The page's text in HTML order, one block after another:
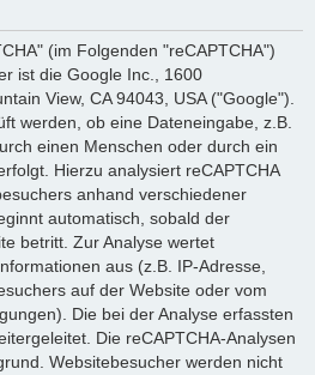
(im Folgenden "reCAPTCHA")
ist die Google Inc., 1600
View, CA 94043, USA ("Google").
werden, ob eine Dateneingabe, z.B.
einen Menschen oder durch ein
Hierzu analysiert reCAPTCHA
anhand verschiedener
automatisch, sobald der
betritt. Zur Analyse wertet
aus (z.B. IP-Adresse,
auf der Website oder vom
Die bei der Analyse erfassten
Die reCAPTCHA-Analysen
Websitebesucher werden nicht